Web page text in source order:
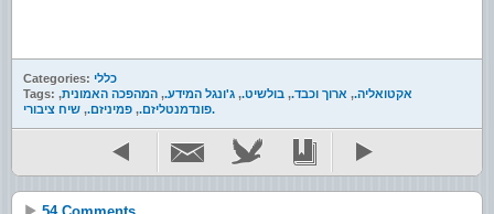
Categories: כללי
Tags:
אקטואליה., ארוך וכבד., בולשיט., ג'ונגל המידע., המהפכה האמונית,
פונדמנטליזם., פמיניזם., שיח ציבורי.